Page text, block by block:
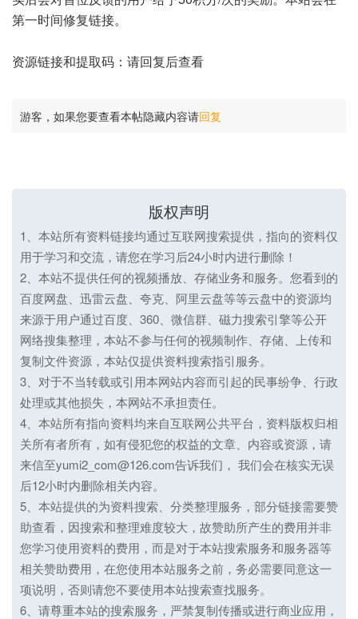
第一时间修复链接。
资源链接和提取码：请回复后查看
游客，如果您要查看本帖隐藏内容请回复
版权声明
1、本站所有资料链接均通过互联网搜索提供，指向的资料仅
用于学习和交流，请您在学习后24小时内进行删除！
2、本站不提供任何的视频播放、存储业务和服务。您看到的
百度网盘、迅雷云盘、夸克、阿里云盘等等云盘中的资源均
来源于用户通过百度、360、微信群、磁力搜索引擎等公开
网络搜集整理，本站不参与任何的视频制作、存储、上传和
复制文件资源，本站仅提供资料搜索指引服务。
3、对于不当转载或引用本网站内容而引起的民事纷争、行政
处理或其他损失，本网站不承担责任。
4、本站所有指向资料均来自互联网公共平台，资料版权归相
关所有者所有，如有侵犯您的权益的文章、内容或资源，请
来信至yumi2_com@126.com告诉我们， 我们会在核实无误
后12小时内删除相关内容。
5、本站提供的为资料搜索、分类整理服务，部分链接需要赞
助查看，因搜索和整理难度较大，故赞助所产生的费用并非
您学习使用资料的费用，而是对于本站搜索服务和服务器等
相关赞助费用，在您使用本站服务之前，务必需要同意这一
项说明，否则请您不要使用本站搜索查找服务。
6、请尊重本站的搜索服务，严禁复制传播或进行商业应用，